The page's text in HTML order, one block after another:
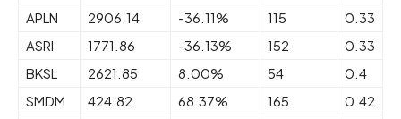
APLN
2906.14 -36.11% 115
0.33
ASRI
1771.86 -36.13% 152
0.33
BKSL
2621.85 8.00% 54
0.4
SMDM
424.82 68.37% 165
0.42